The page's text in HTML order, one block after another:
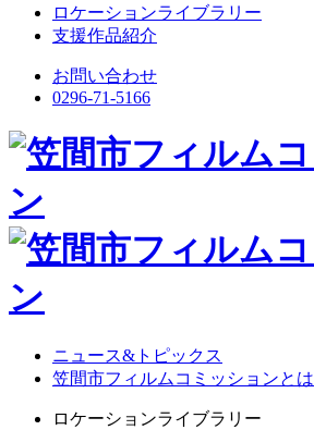
ロケーションライブラリー
支援作品紹介
お問い合わせ
0296-71-5166
ニュース&トピックス
笠間市フィルムコミッションとは
ロケーションライブラリー